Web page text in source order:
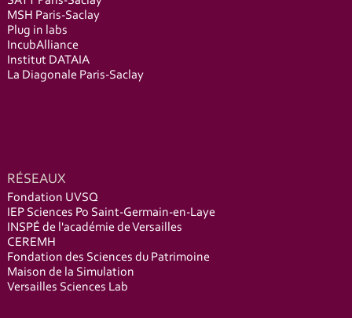
MSH Paris-Saclay
Plug in labs
IncubAlliance
Institut DATAIA
La Diagonale Paris-Saclay
RÉSEAUX
Fondation UVSQ
IEP Sciences Po Saint-Germain-en-Laye
INSPÉ de l'académie de Versailles
CEREMH
Fondation des Sciences du Patrimoine
Maison de la Simulation
Versailles Sciences Lab